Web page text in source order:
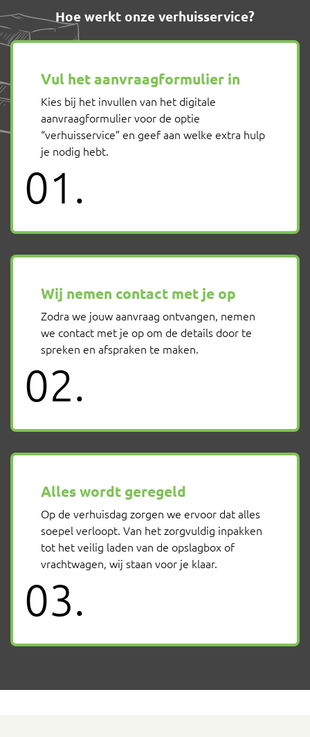
Hoe werkt onze verhuisservice?
Vul het aanvraagformulier in
Kies bij het invullen van het digitale
aanvraagformulier voor de optie
“verhuisservice” en geef aan welke extra hulp
je nodig hebt.
01.
Wij nemen contact met je op
Zodra we jouw aanvraag ontvangen, nemen
we contact met je op om de details door te
spreken en afspraken te maken.
02.
Alles wordt geregeld
Op de verhuisdag zorgen we ervoor dat alles
soepel verloopt. Van het zorgvuldig inpakken
tot het veilig laden van de opslagbox of
vrachtwagen, wij staan voor je klaar.
03.